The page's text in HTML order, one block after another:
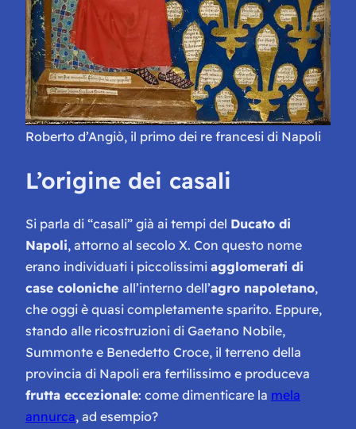
Roberto d’Angiò, il primo dei re francesi di Napoli
L’origine dei casali
Si parla di “casali” già ai tempi del Ducato di
Napoli, attorno al secolo X. Con questo nome
erano individuati i piccolissimi agglomerati di
case coloniche all’interno dell’agro napoletano,
che oggi è quasi completamente sparito. Eppure,
stando alle ricostruzioni di Gaetano Nobile,
Summonte e Benedetto Croce, il terreno della
provincia di Napoli era fertilissimo e produceva
frutta eccezionale: come dimenticare la mela
annurca, ad esempio?